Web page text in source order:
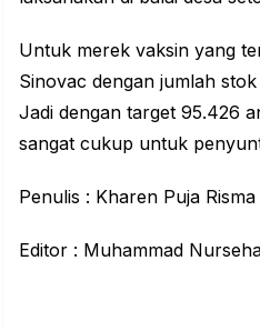
Untuk merek vaksin yang
Sinovac dengan jumlah
Jadi dengan target 95.426
sangat cukup untuk
Penulis : Kharen Puja Risma
Editor : Muhammad